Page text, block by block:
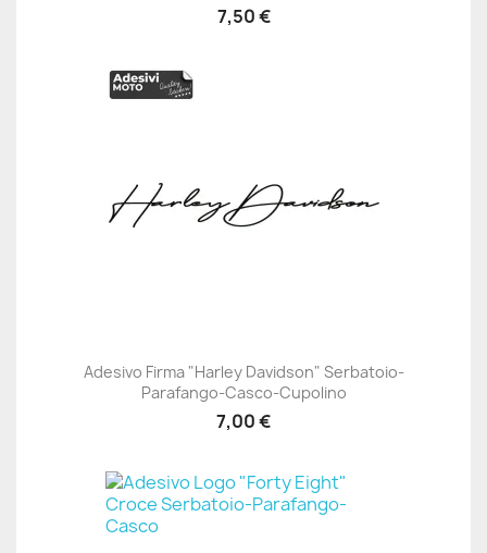
7,50 €
Adesivo Firma "Harley Davidson" Serbatoio-
Parafango-Casco-Cupolino
7,00 €